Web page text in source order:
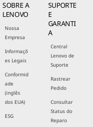
SOBRE A
LENOVO
Nossa
Empresa
Informaçõ
es Legais
Conformid
ade
(inglês
dos EUA)
ESG
SUPORTE
E
GARANTI
A
Central
Lenovo de
Suporte
Rastrear
Pedido
Consultar
Status do
Reparo